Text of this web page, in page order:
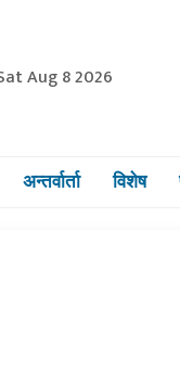
Aug 8 2026
अन्तर्वार्ता विशेष